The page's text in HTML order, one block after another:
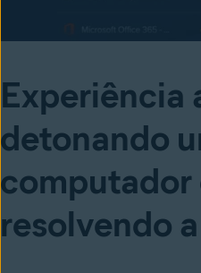
Experiência
detonando
computador
resolvendo